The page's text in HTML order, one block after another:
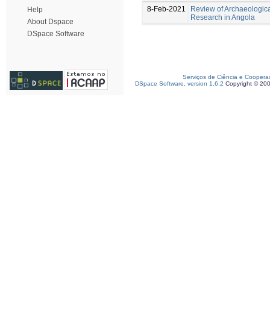
Help
About Dspace
DSpace Software
8-Feb-2021
Review of
Research in Angola
Serviços de Ciência e
DSpace Software, version 1.6.2 Copyright ©